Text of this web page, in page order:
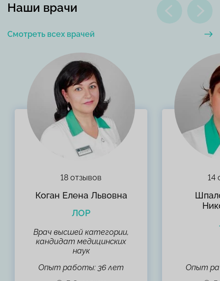
Смотреть всех врачей
Наши врачи
18 отзывов
Коган Елена Львовна
ЛОР
Врач высшей категории,
кандидат медицинских
наук
Опыт работы: 36 лет
14
Опыт